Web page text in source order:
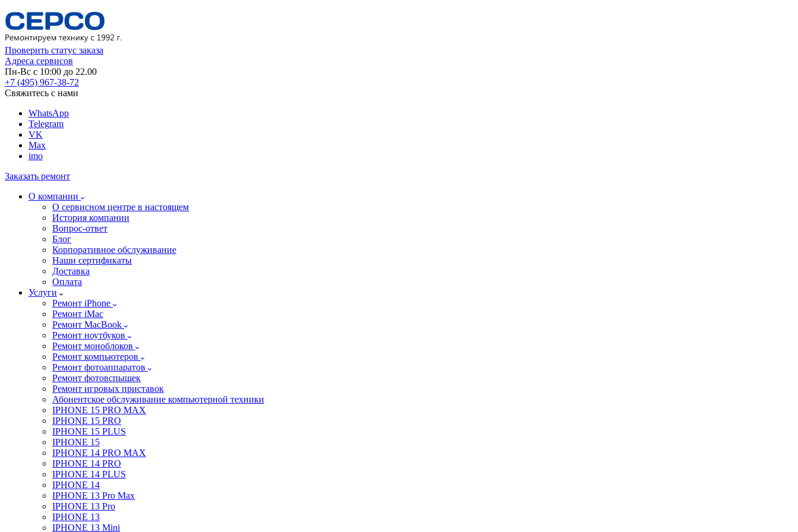
Проверить статус заказа
Адреса сервисов
Пн-Вс с 10:00 до 22.00
+7 (495) 967-38-72
Свяжитесь с нами
WhatsApp
Telegram
VK
Max
imo
Заказать ремонт
О компании
О сервисном центре в настоящем
История компании
Вопрос-ответ
Блог
Корпоративное обслуживание
Наши сертификаты
Доставка
Оплата
Услуги
Ремонт iPhone
Ремонт iMac
Ремонт MacBook
Ремонт ноутбуков
Ремонт моноблоков
Ремонт компьютеров
Ремонт фотоаппаратов
Ремонт фотовспышек
Ремонт игровых приставок
Абонентское обслуживание компьютерной техники
IPHONE 15 PRO MAX
IPHONE 15 PRO
IPHONE 15 PLUS
IPHONE 15
IPHONE 14 PRO MAX
IPHONE 14 PRO
IPHONE 14 PLUS
IPHONE 14
IPHONE 13 Pro Max
IPHONE 13 Pro
IPHONE 13
IPHONE 13 Mini